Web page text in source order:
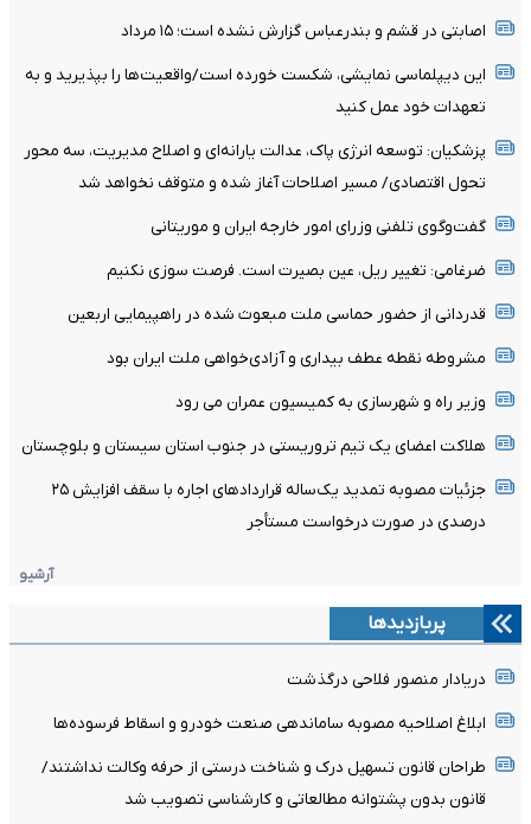
اصابتی در قشم و بندرعباس گزارش نشده است؛ ۱۵ مرداد
این دیپلماسی نمایشی، شکست خورده است/واقعیت‌ها را بپذیرید و به
تعهدات خود عمل کنید
پزشکیان: توسعه انرژی پاک، عدالت یارانه‌ای و اصلاح مدیریت، سه محور
تحول اقتصادی/ مسیر اصلاحات آغاز شده و متوقف نخواهد شد
گفت‌وگوی تلفنی وزرای امور خارجه ایران و موریتانی
ضرغامی: تغییر ریل، عین بصیرت است. فرصت سوزی نکنیم
قدردانی از حضور حماسی ملت مبعوث شده در راهپیمایی اربعین
مشروطه نقطه عطف بیداری و آزادی‌خواهی ملت ایران بود
وزیر راه و شهرسازی به کمیسیون عمران می رود
هلاکت اعضای یک تیم تروریستی در جنوب استان سیستان و بلوچستان
جزئیات مصوبه تمدید یک‌ساله قرارداد‌های اجاره با سقف افزایش ۲۵
درصدی در صورت درخواست مستأجر
آرشیو
پربازدیدها
دریادار منصور فلاحی درگذشت
ابلاغ اصلاحیه مصوبه ساماندهی صنعت خودرو و اسقاط فرسوده‌ها
طراحان قانون تسهیل درک و شناخت درستی از حرفه وکالت نداشتند/
قانون بدون پشتوانه مطالعاتی و کارشناسی تصویب شد